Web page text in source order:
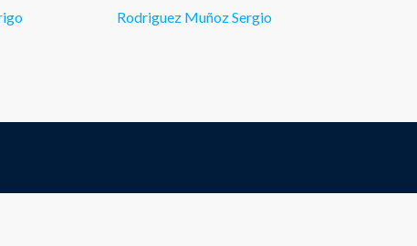
Rodriguez Muñoz Sergio